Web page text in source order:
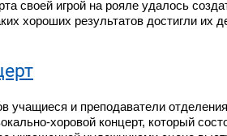
своей игрой на рояле удалось
хороших результатов достигли их
учащиеся и преподаватели
хоровой концерт, который